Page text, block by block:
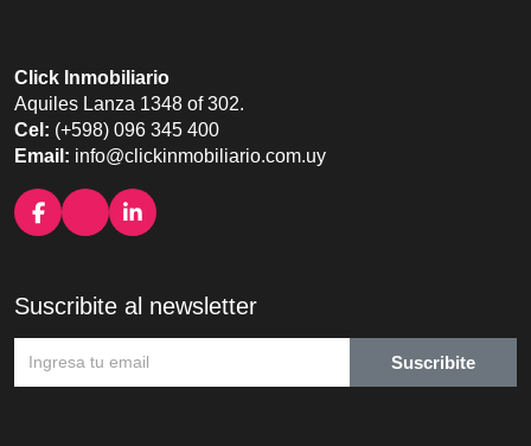
Click Inmobiliario
Aquiles Lanza 1348 of 302.
Cel: (+598) 096 345 400
Email: info@clickinmobiliario.com.uy
Suscribite al newsletter
Suscribite